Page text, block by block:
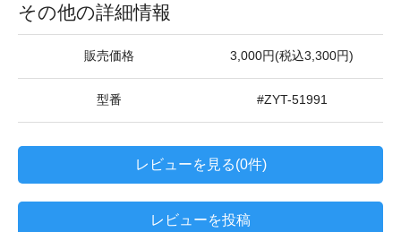
その他の詳細情報
販売価格 3,000円(税込3,300円)
型番 #ZYT-51991
レビューを見る(0件)
レビューを投稿